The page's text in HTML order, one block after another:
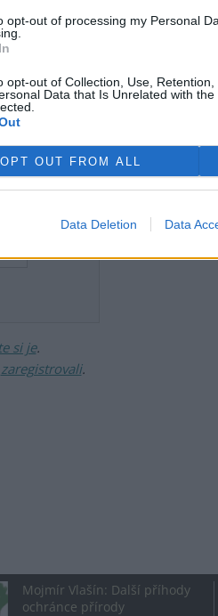
opt-out of processing my Personal
opt-out of Collection, Use,
Data that Is Unrelated with
OPT OUT FROM ALL
Data Deletion Data
a postřehy. Tím, že zde publikujete
. V případě porušení si redakce
si je.
zaregistrovali.
Mojmír Vlašín: Další příhody
ochránce přírody